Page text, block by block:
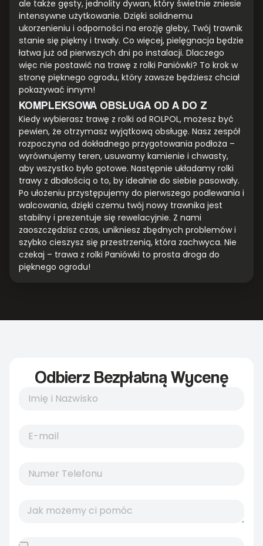
ale także gęsty, jednolity dywan, który świetnie zniesie
intensywne użytkowanie. Dzięki solidnemu
ukorzenieniu i odporności na erozję gleby, Twój trawnik
stanie się piękny i trwały. Co więcej, pielęgnacja będzie
łatwa już od pierwszych dni po instalacji. Dlaczego
więc nie postawić na trawę z rolki Paniówki? To krok w
stronę pięknego ogrodu, który zawsze będziesz chciał
pokazywać innym!
KOMPLEKSOWA OBSŁUGA OD A DO Z
Kiedy wybierasz trawę z rolki od ROLPOL, możesz być
pewien, że otrzymasz wyjątkową obsługę. Nasz zespół
rozpoczyna od dokładnego przygotowania podłoża –
wyrównujemy teren, usuwamy kamienie i chwasty,
aby wszystko było gotowe. Następnie układamy rolki
trawy z dbałością o to, by idealnie do siebie pasowały.
Po ułożeniu przystępujemy do pierwszego podlewania i
walcowania, dzięki czemu twój nowy trawnika jest
stabilny i prezentuje się rewelacyjnie. Z nami
zaoszczędzisz czas, unikniesz zbędnych problemów i
szybko cieszysz się przestrzenią, która zachwyca. Nie
czekaj – trawa z rolki Paniówki to prosta droga do
pięknego ogrodu!
Odbierz Bezpłatną Wycenę